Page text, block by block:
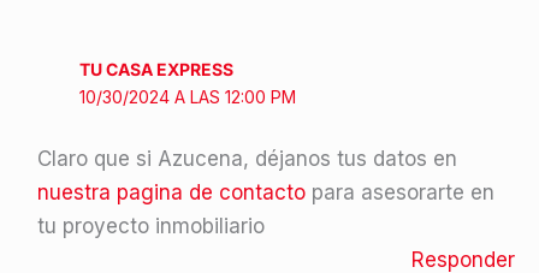
TU CASA EXPRESS
10/30/2024 A LAS 12:00 PM
Claro que si Azucena, déjanos tus datos en
nuestra pagina de contacto para asesorarte en
tu proyecto inmobiliario
Responder